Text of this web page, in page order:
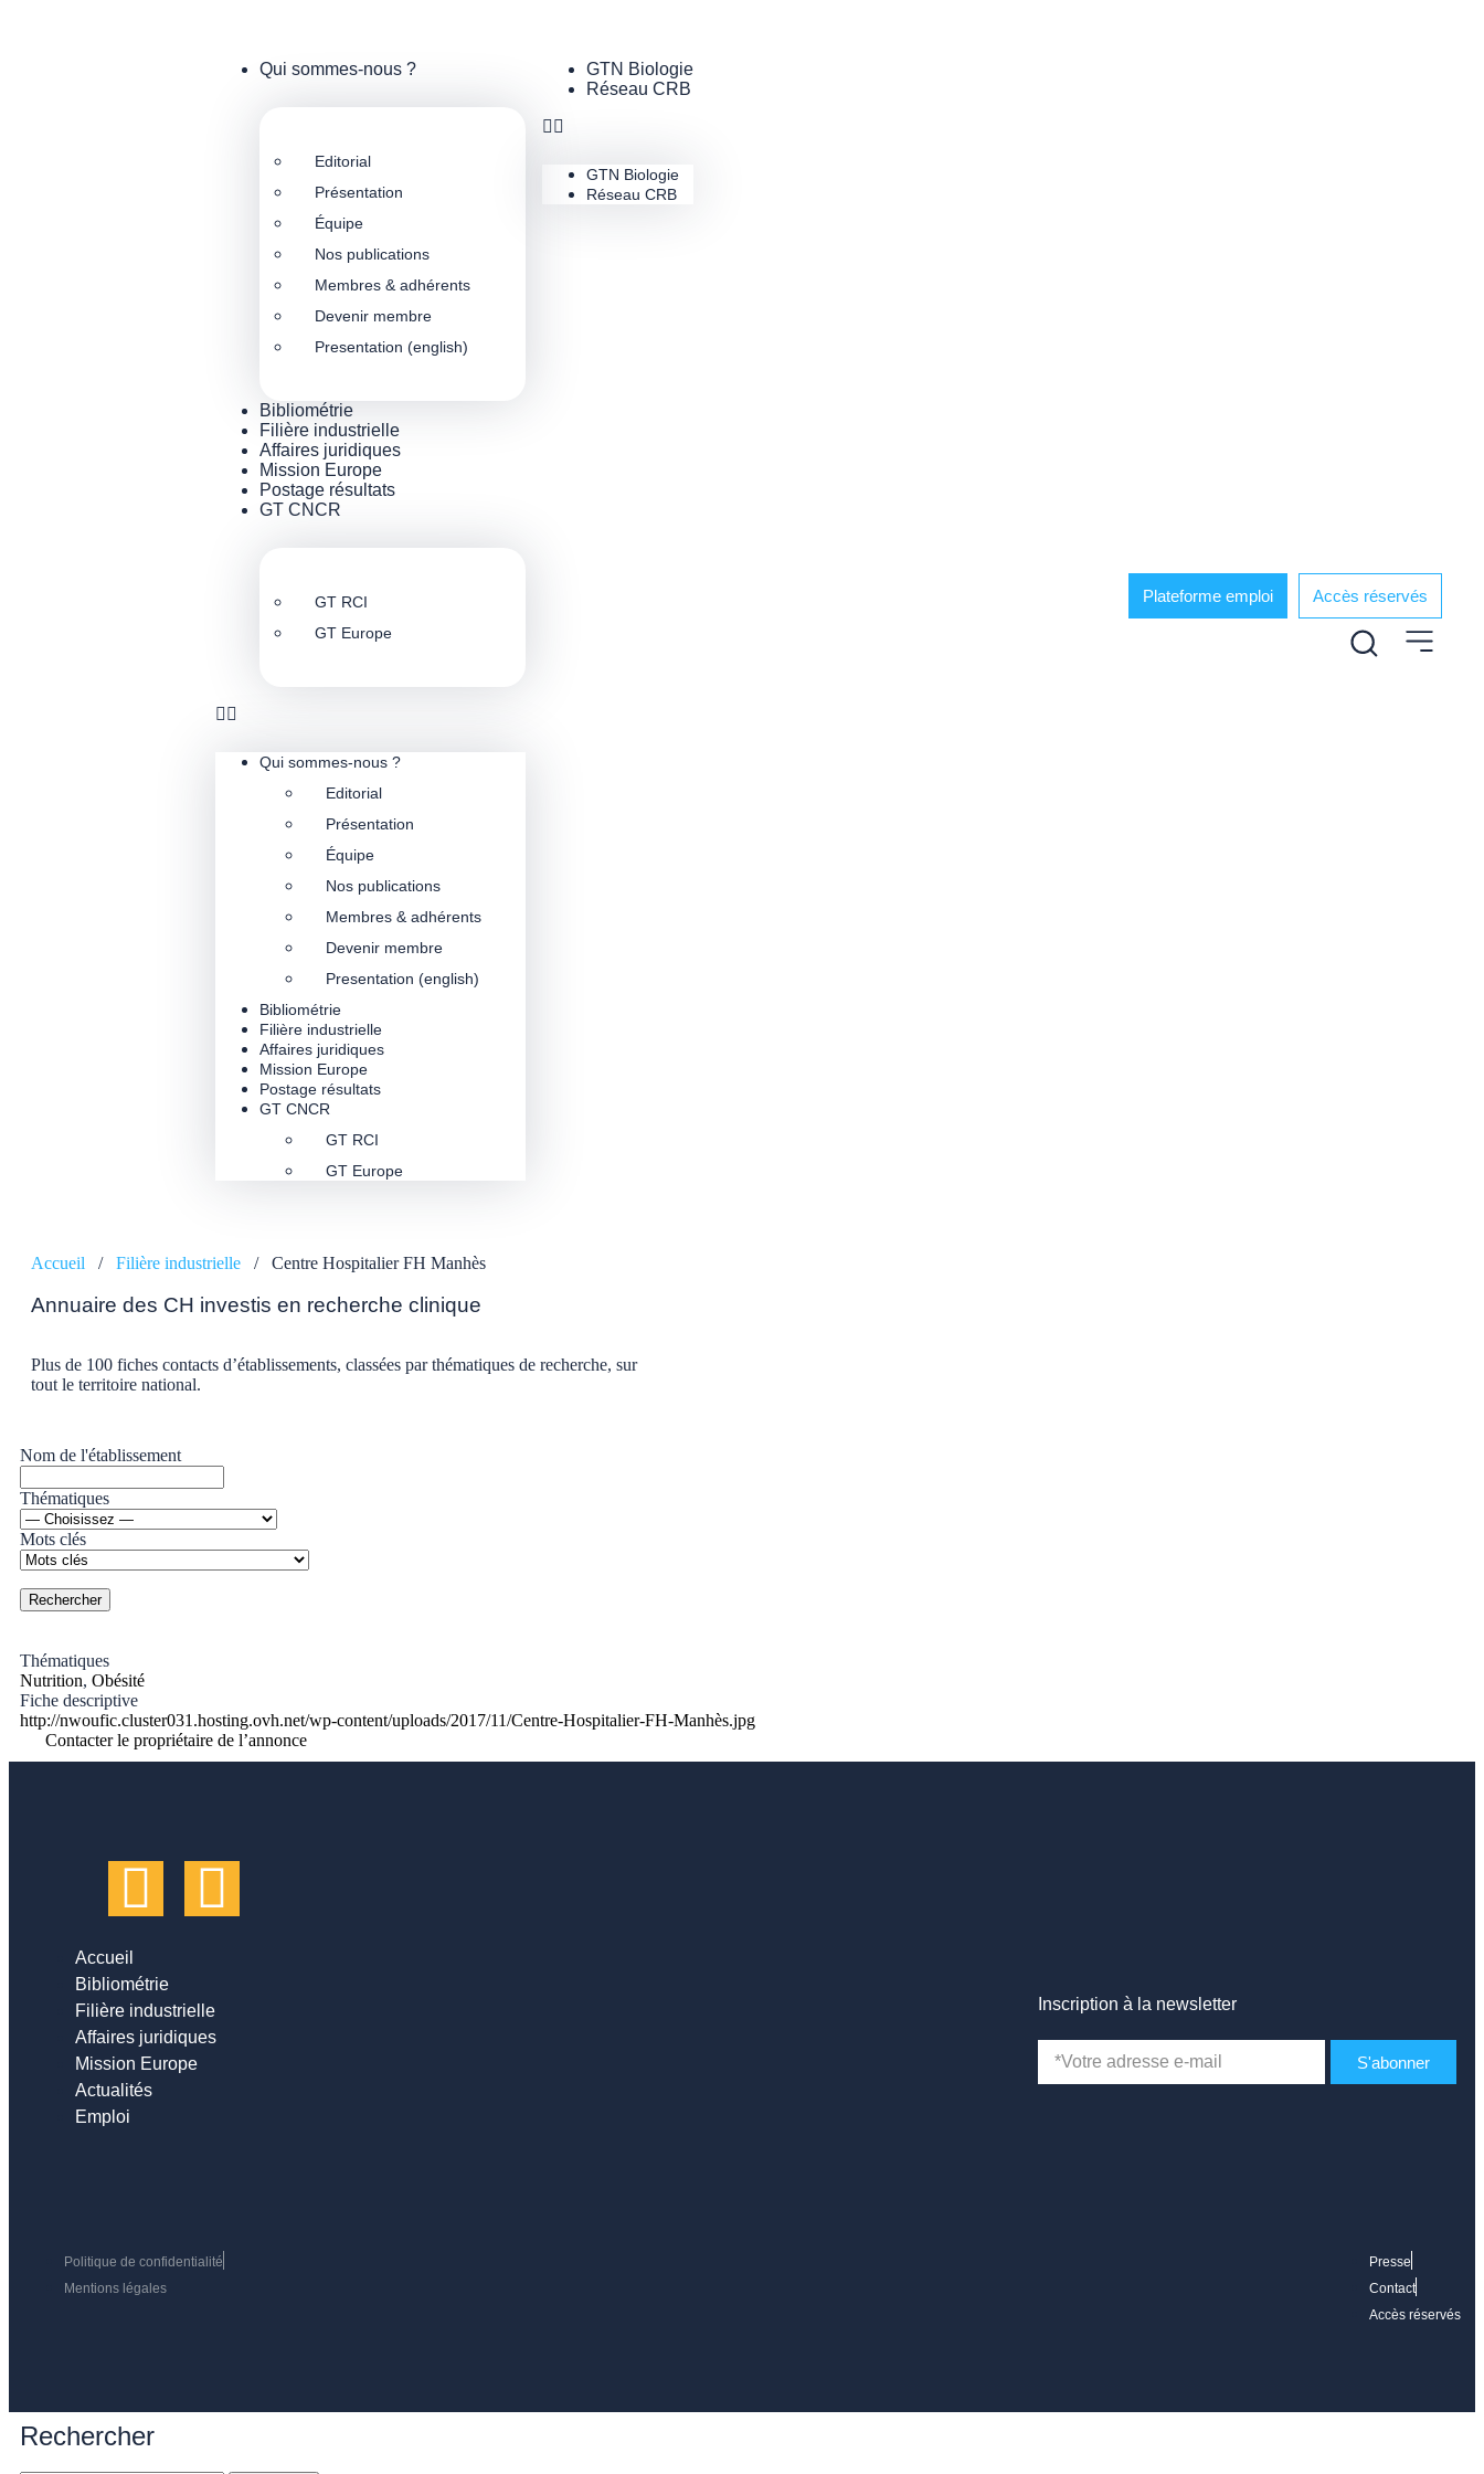
Qui sommes-nous ?
Editorial
Présentation
Équipe
Nos publications
Membres & adhérents
Devenir membre
Presentation (english)
Bibliométrie
Filière industrielle
Affaires juridiques
Mission Europe
Postage résultats
GT CNCR
GT RCI
GT Europe
Qui sommes-nous ?
Editorial
Présentation
Équipe
Nos publications
Membres & adhérents
Devenir membre
Presentation (english)
Bibliométrie
Filière industrielle
Affaires juridiques
Mission Europe
Postage résultats
GT CNCR
GT RCI
GT Europe
GTN Biologie
Réseau CRB
GTN Biologie
Réseau CRB
Plateforme emploi Accès réservés
Accueil / Filière industrielle / Centre Hospitalier FH Manhès
Annuaire des CH investis en recherche clinique
Plus de 100 fiches contacts d’établissements, classées par thématiques de recherche, sur
tout le territoire national.
Nom de l'établissement
Thématiques
Mots clés
Thématiques
Nutrition, Obésité
Fiche descriptive
http://nwoufic.cluster031.hosting.ovh.net/wp-content/uploads/2017/11/Centre-Hospitalier-FH-Manhès.jpg
Contacter le propriétaire de l’annonce
Accueil
Bibliométrie
Filière industrielle
Affaires juridiques
Mission Europe
Actualités
Emploi
Inscription à la newsletter
S'abonner
Politique de confidentialité
Mentions légales
Presse
Contact
Accès réservés
Rechercher